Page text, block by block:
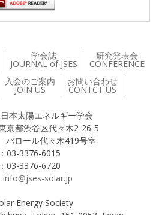
学会誌
JOURNAL of JSES
研究発表会
CONFERENCE
入会のご案内
JOIN US
お問い合わせ
CONTCT US
本太陽エネルギー学会
都渋谷区代々木2-26-5
代々木419号室
03-3376-6015
03-3376-6720
info@jses-solar.jp
Energy Society